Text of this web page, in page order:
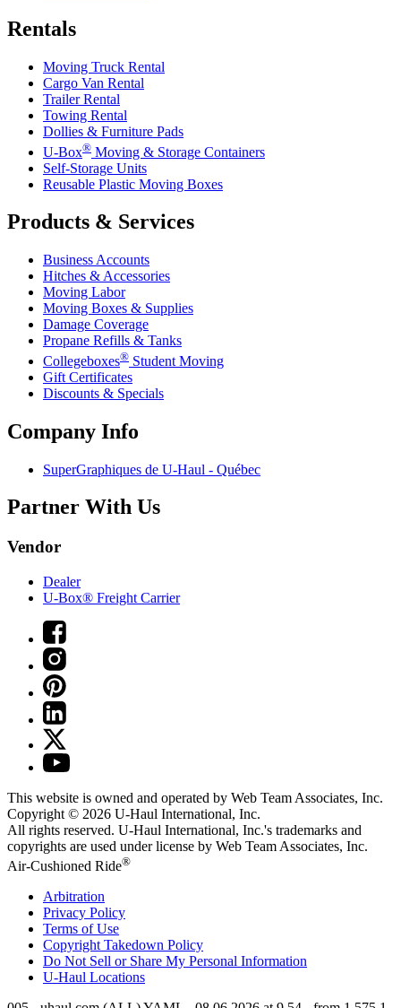
Rentals
Moving Truck Rental
Cargo Van Rental
Trailer Rental
Towing Rental
Dollies & Furniture Pads
U-Box® Moving & Storage Containers
Self-Storage Units
Reusable Plastic Moving Boxes
Products & Services
Business Accounts
Hitches & Accessories
Moving Labor
Moving Boxes & Supplies
Damage Coverage
Propane Refills & Tanks
Collegeboxes® Student Moving
Gift Certificates
Discounts & Specials
Company Info
SuperGraphiques de U-Haul - Québec
Partner With Us
Vendor
Dealer
U-Box® Freight Carrier
This website is owned and operated by Web Team Associates, Inc.
Copyright © 2026 U-Haul International, Inc.
All rights reserved. U-Haul International, Inc.'s trademarks and
copyrights are used under license by Web Team Associates, Inc.
Air-Cushioned Ride®
Arbitration
Privacy Policy
Terms of Use
Copyright Takedown Policy
Do Not Sell or Share My Personal Information
U-Haul Locations